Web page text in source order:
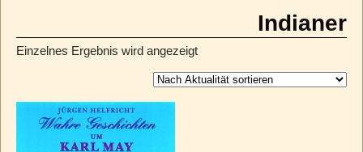
Indianer
Einzelnes Ergebnis wird angezeigt